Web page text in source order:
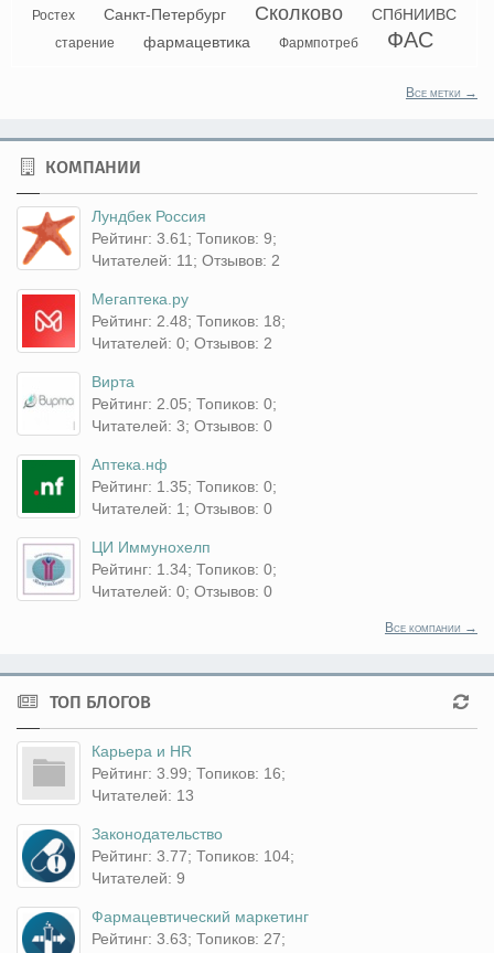
Ростех Санкт-Петербург Сколково СПбНИИВС
старение фармацевтика Фармпотреб ФАС
Все метки →
КОМПАНИИ
Лундбек Россия
Рейтинг: 3.61; Топиков: 9;
Читателей: 11; Отзывов: 2
Мегаптека.ру
Рейтинг: 2.48; Топиков: 18;
Читателей: 0; Отзывов: 2
Вирта
Рейтинг: 2.05; Топиков: 0;
Читателей: 3; Отзывов: 0
Аптека.нф
Рейтинг: 1.35; Топиков: 0;
Читателей: 1; Отзывов: 0
ЦИ Иммунохелп
Рейтинг: 1.34; Топиков: 0;
Читателей: 0; Отзывов: 0
Все компании →
ТОП БЛОГОВ
Карьера и HR
Рейтинг: 3.99; Топиков: 16;
Читателей: 13
Законодательство
Рейтинг: 3.77; Топиков: 104;
Читателей: 9
Фармацевтический маркетинг
Рейтинг: 3.63; Топиков: 27;